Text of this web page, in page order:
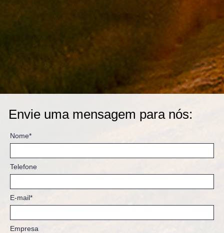
Envie uma mensagem para nós:
Nome*
Telefone
E-mail*
Empresa